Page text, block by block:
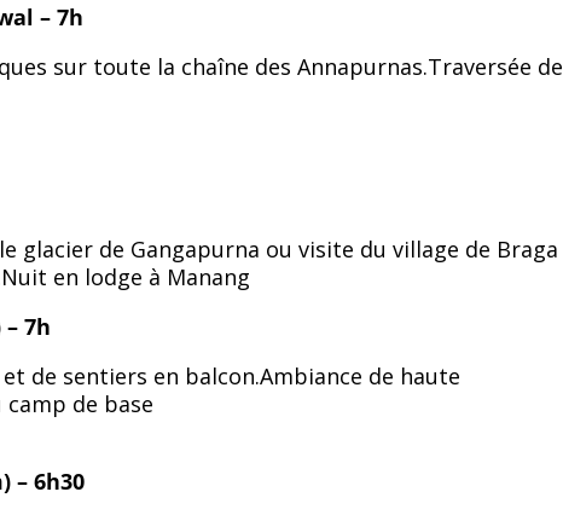
– 7h
sur toute la chaîne des Annapurnas.Traversée de
glacier de Gangapurna ou visite du village de Braga
en lodge à Manang
– 7h
de sentiers en balcon.Ambiance de haute
de base
– 6h30